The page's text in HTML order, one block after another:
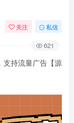
关注 私信
621
支持流量广告【源